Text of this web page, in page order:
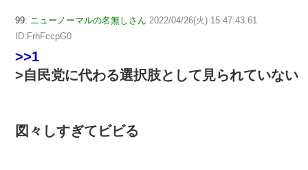
99: ニューノーマルの名無しさん 2022/04/26(火) 15:47:43.61
ID:FrhFccpG0
>>1
>自民党に代わる選択肢として見られていない
図々しすぎてビビる